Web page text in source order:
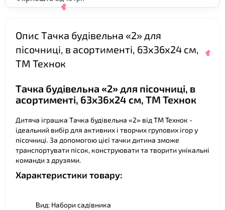
Опис Тачка будівельна «2» для
пісочниці, в асортименті, 63х36х24 см,
ТМ Технок
Тачка будівельна «2» для пісочниці, в
асортименті, 63x36x24 см, ТМ Технок
Дитяча іграшка Тачка будівельна «2» від ТМ Технок -
ідеальний вибір для активних і творчих групових ігор у
пісочниці. За допомогою цієї тачки дитина зможе
транспортувати пісок, конструювати та творити унікальні
команди з друзями.
Характеристики товару:
Вид: Набори садівника
❤
❤
❤